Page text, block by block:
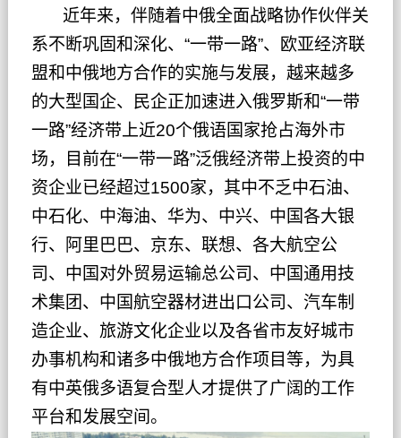
近年来，伴随着中俄全面战略协作伙伴关
系不断巩固和深化、“一带一路”、欧亚经济联
盟和中俄地方合作的实施与发展，越来越多
的大型国企、民企正加速进入俄罗斯和“一带
一路”经济带上近20个俄语国家抢占海外市
场，目前在“一带一路”泛俄经济带上投资的中
资企业已经超过1500家，其中不乏中石油、
中石化、中海油、华为、中兴、中国各大银
行、阿里巴巴、京东、联想、各大航空公
司、中国对外贸易运输总公司、中国通用技
术集团、中国航空器材进出口公司、汽车制
造企业、旅游文化企业以及各省市友好城市
办事机构和诸多中俄地方合作项目等，为具
有中英俄多语复合型人才提供了广阔的工作
平台和发展空间。